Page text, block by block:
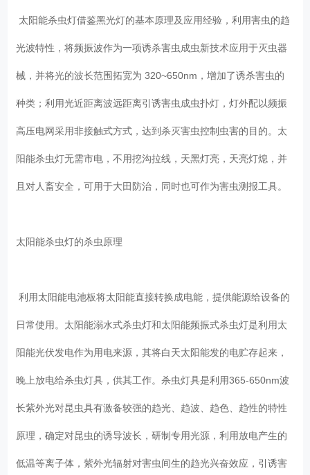
太阳能杀虫灯借鉴黑光灯的基本原理及应用经验，利用害虫的趋
光波特性，将频振波作为一项诱杀害虫成虫新技术应用于灭虫器
械，并将光的波长范围拓宽为 320~650nm，增加了诱杀害虫的
种类；利用光近距离波远距离引诱害虫成虫扑灯，灯外配以频振
高压电网采用非接触式方式，达到杀灭害虫控制虫害的目的。太
阳能杀虫灯无需市电，不用挖沟拉线，天黑灯亮，天亮灯熄，并
且对人畜安全，可用于大田防治，同时也可作为害虫测报工具。
太阳能杀虫灯的杀虫原理
利用太阳能电池板将太阳能直接转换成电能，提供能源给设备的
日常使用。太阳能溺水式杀虫灯和太阳能频振式杀虫灯是利用太
阳能光伏发电作为用电来源，其将白天太阳能发的电贮存起来，
晚上放电给杀虫灯具，供其工作。杀虫灯具是利用365-650nm波
长紫外光对昆虫具有激备较强的趋光、趋波、趋色、趋性的特性
原理，确定对昆虫的诱导波长，研制专用光源，利用放电产生的
低温等离子体，紫外光辐射对害虫间生的趋光兴奋效应，引诱害